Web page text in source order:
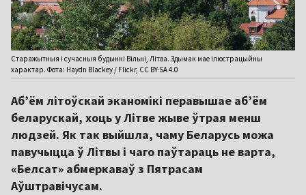
Старажытныя і сучасныя будынкі Вільні, Літва. Здымак мае ілюстрацыйны
характар. Фота: Haydn Blackey / Flickr, CC BY-SA 4.0
Аб’ём літоўскай эканомікі перавышае аб’ём
беларускай, хоць у Літве жыве ўтрая менш
людзей. Як так выйшла, чаму Беларусь можа
павучыцца ў Літвы і чаго паўтараць не варта,
«Белсат» абмеркаваў з Пятрасам
Аўштравічусам.